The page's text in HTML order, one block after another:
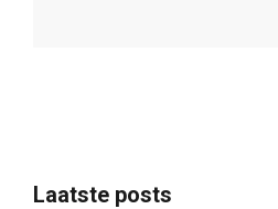
Laatste posts